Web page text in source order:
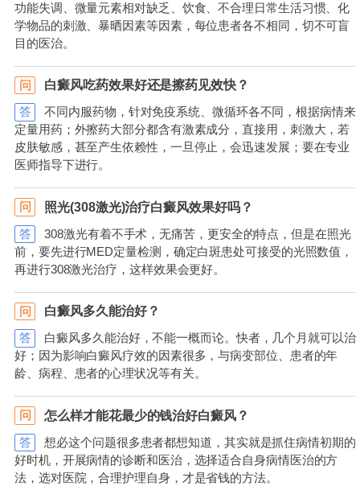
功能失调、微量元素相对缺乏、饮食、不合理日常生活习惯、化
学物品的刺激、暴晒因素等因素，每位患者各不相同，切不可盲
目的医治。
问 白癜风吃药效果好还是擦药见效快？
答
不同内服药物，针对免疫系统、微循环各不同，根据病情来
定量用药；外擦药大部分都含有激素成分，直接用，刺激大，若
皮肤敏感，甚至产生依赖性，一旦停止，会迅速发展；要在专业
医师指导下进行。
问 照光(308激光)治疗白癜风效果好吗？
答
308激光有着不手术，无痛苦，更安全的特点，但是在照光
前，要先进行MED定量检测，确定白斑患处可接受的光照数值，
再进行308激光治疗，这样效果会更好。
问 白癜风多久能治好？
答
白癜风多久能治好，不能一概而论。快者，几个月就可以治
好；因为影响白癜风疗效的因素很多，与病变部位、患者的年
龄、病程、患者的心理状况等有关。
问 怎么样才能花最少的钱治好白癜风？
答
想必这个问题很多患者都想知道，其实就是抓住病情初期的
好时机，开展病情的诊断和医治，选择适合自身病情医治的方
法，选对医院，合理护理自身，才是省钱的方法。